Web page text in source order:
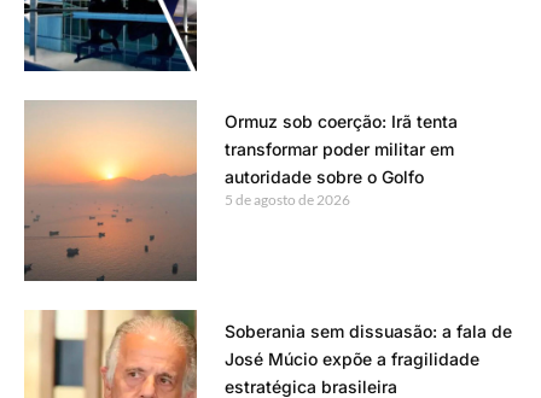
Ormuz sob coerção: Irã tenta
transformar poder militar em
autoridade sobre o Golfo
5 de agosto de 2026
Soberania sem dissuasão: a fala de
José Múcio expõe a fragilidade
estratégica brasileira